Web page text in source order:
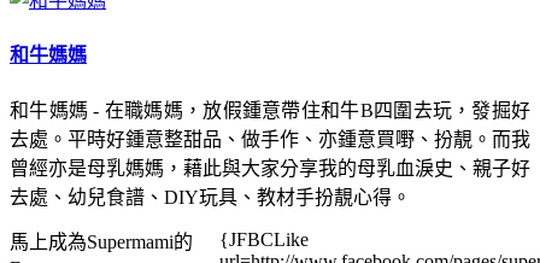
和牛媽媽
和牛媽媽 - 在職媽媽，放假鍾意帶住和牛B四圍去玩，發掘好
去處。平時好鍾意整甜品、做手作、亦鍾意買嘢、扮靚。而我
曾經亦是母乳媽媽，藉此與大家分享我的母乳血淚史、親子好
去處、幼兒食譜、DIY玩具、教材手扮靚心得。
馬上成為Supermami的
{JFBCLike